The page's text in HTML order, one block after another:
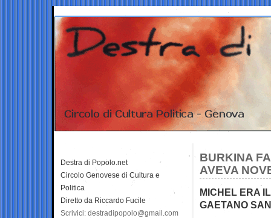
BURKINA
AVEVA
MICHEL ERA
GAETANO
Destra di Popolo.net
Circolo Genovese di Cultura e
Politica
Diretto da Riccardo Fucile
Scrivici: destradipopolo@gmail.com